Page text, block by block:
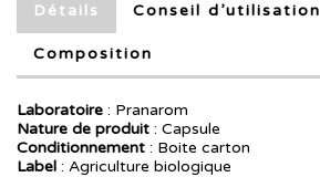
Détails Conseil d’utilisation
Composition
Laboratoire : Pranarom
Nature de produit : Capsule
Conditionnement : Boite carton
Label : Agriculture biologique